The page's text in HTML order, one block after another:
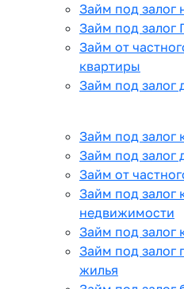
Займ под залог
Займ под залог
Займ от
квартиры
Займ под залог
Займ под залог
Займ под залог
Займ от
Займ под залог
недвижимости
Займ под залог
Займ под залог
жилья